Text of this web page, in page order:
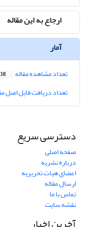
ارجاع به این مقاله
آمار
تعداد مشاهده مقاله
تعداد دریافت فایل اصل
دسترسی سریع
صفحه اصلی
درباره نشریه
اعضای هیات تحریریه
ارسال مقاله
تماس با ما
نقشه سایت